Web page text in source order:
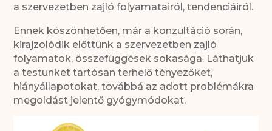
a szervezetben zajló folyamatairól, tendenciáiról.
Ennek köszönhetően, már a konzultáció során,
kirajzolódik előttünk a szervezetben zajló
folyamatok, összefüggések sokasága. Láthatjuk
a testünket tartósan terhelő tényezőket,
hiányállapotokat, továbbá az adott problémákra
megoldást jelentő gyógymódokat.